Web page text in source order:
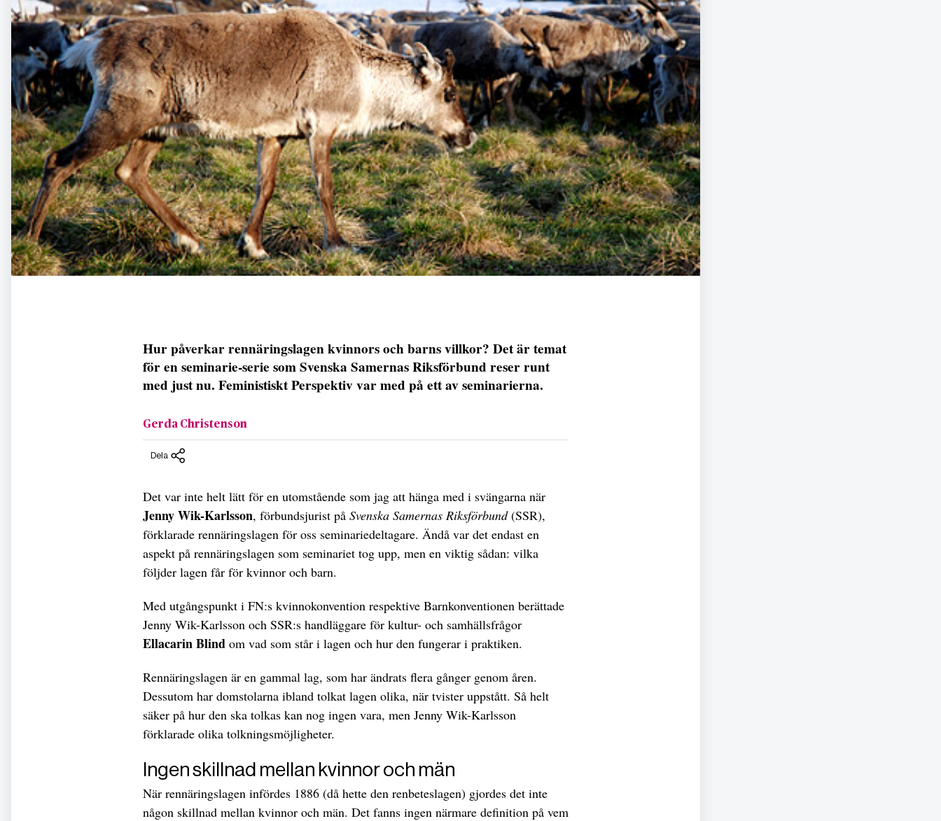
Hur påverkar rennäringslagen kvinnors och barns villkor? Det är temat
för en seminarie-serie som Svenska Samernas Riksförbund reser runt
med just nu. Feministiskt Perspektiv var med på ett av seminarierna.
Gerda Christenson
Dela
Det var inte helt lätt för en utomstående som jag att hänga med i svängarna när
Jenny Wik-Karlsson, förbundsjurist på Svenska Samernas Riksförbund(SSR),
förklarade rennäringslagen för oss seminariedeltagare. Ändå var det endast en
aspekt på rennäringslagen som seminariet tog upp, men en viktig sådan: vilka
följder lagen får för kvinnor och barn.
Med utgångspunkt i FN:s kvinnokonvention respektive Barnkonventionen berättade
Jenny Wik-Karlsson och SSR:s handläggare för kultur- och samhällsfrågor
Ellacarin Blind om vad som står i lagen och hur den fungerar i praktiken.
Rennäringslagen är en gammal lag, som har ändrats flera gånger genom åren.
Dessutom har domstolarna ibland tolkat lagen olika, när tvister uppstått. Så helt
säker på hur den ska tolkas kan nog ingen vara, men Jenny Wik-Karlsson
förklarade olika tolkningsmöjligheter.
Ingen skillnad mellan kvinnor och män
När rennäringslagen infördes 1886 (då hette den renbeteslagen) gjordes det inte
någon skillnad mellan kvinnor och män. Det fanns ingen närmare definition på vem